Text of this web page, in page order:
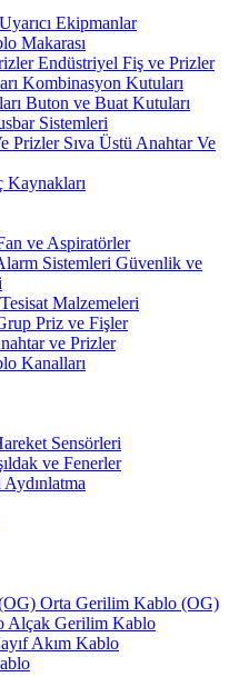
Ekipmanlar
Makarası
Endüstriyel Fiş ve Prizler
Kombinasyon Kutuları
Buton ve Buat Kutuları
Sistemleri
Sıva Üstü Anahtar Ve
Kaynakları
ve Aspiratörler
Güvenlik ve
Tesisat Malzemeleri
Priz ve Fişler
ve Prizler
Kanalları
Sensörleri
ve Fenerler
Orta Gerilim Kablo (OG)
Alçak Gerilim Kablo
Akım Kablo